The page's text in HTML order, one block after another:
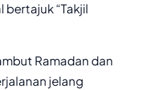
“Takjil
Ramadan dan
jelang